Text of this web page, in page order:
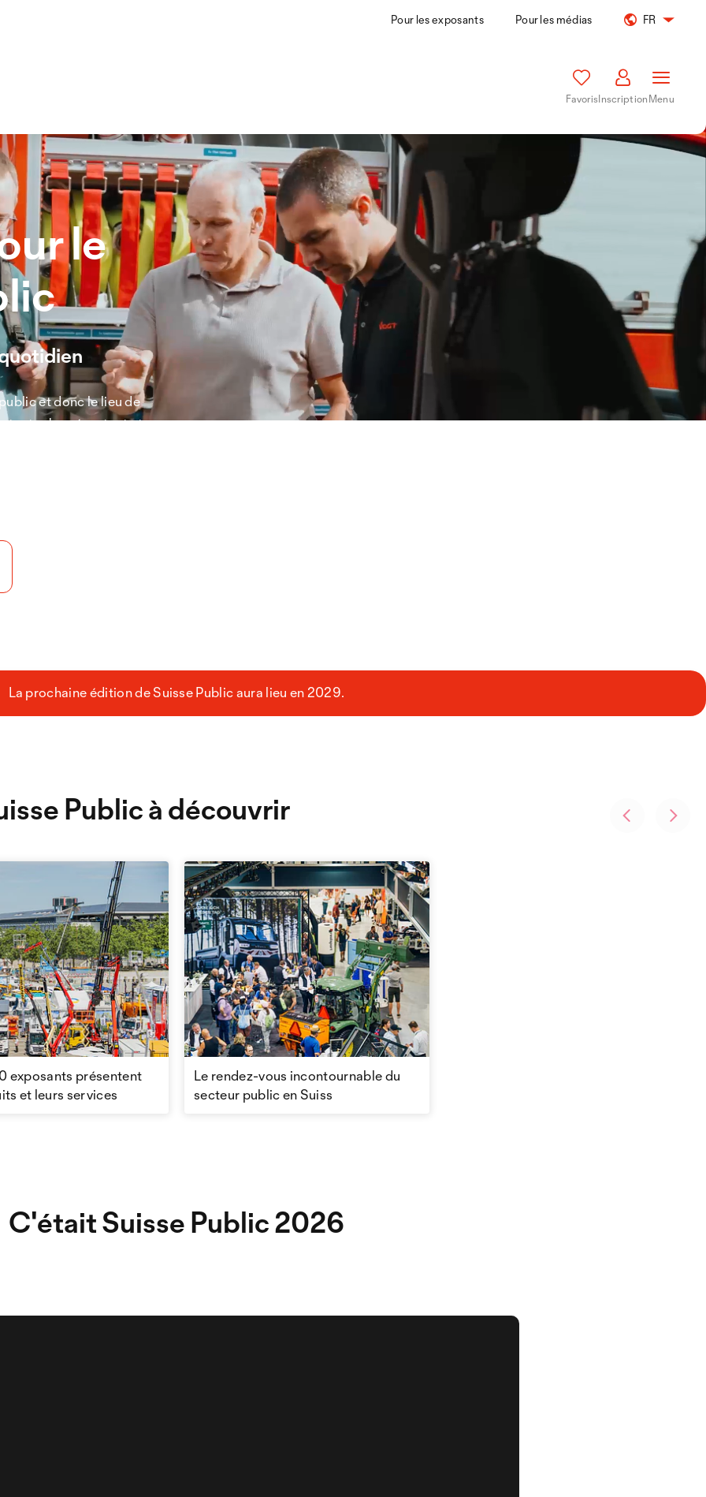
Pour les exposants Pour les médias FR
FavorisInscriptionMenu
le
et donc le lieu de
s'y présentent et
La prochaine édition de Suisse Public aura lieu en 2029.
Public à découvrir
exposants présentent
et leurs services
Le rendez-vous incontournable du
secteur public en Suiss
C'était Suisse Public 2026